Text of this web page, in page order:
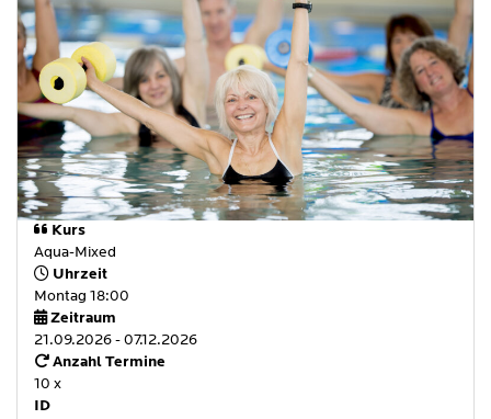
Kurs
Aqua-Mixed
Uhrzeit
Montag 18:00
Zeitraum
21.09.2026 - 07.12.2026
Anzahl Termine
10 x
ID